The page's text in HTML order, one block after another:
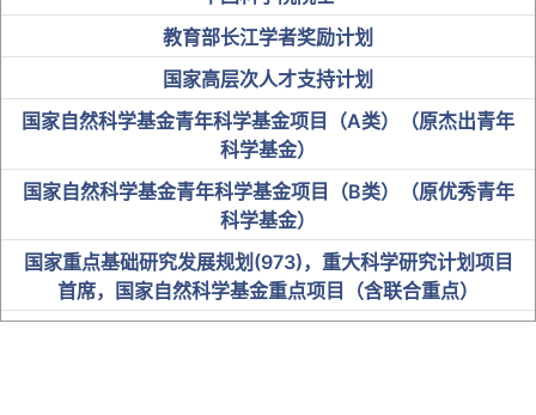
教育部长江学者奖励计划
国家高层次人才支持计划
国家自然科学基金青年科学基金项目（A类）（原杰出青年
科学基金）
国家自然科学基金青年科学基金项目（B类）（原优秀青年
科学基金）
国家重点基础研究发展规划(973)，重大科学研究计划项目
首席，国家自然科学基金重点项目（含联合重点）